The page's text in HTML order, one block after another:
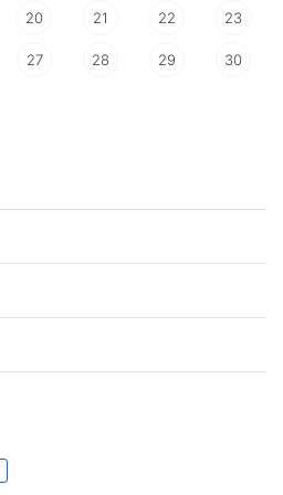
20 21 22 23
27 28 29 30